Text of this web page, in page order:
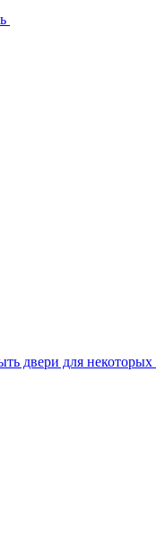
двери для некоторых